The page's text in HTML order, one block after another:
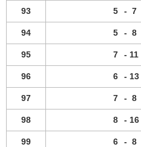
93 5 - 7
94 5 - 8
95 7 - 11
96 6 - 13
97 7 - 8
98 8 - 16
99 6 - 8